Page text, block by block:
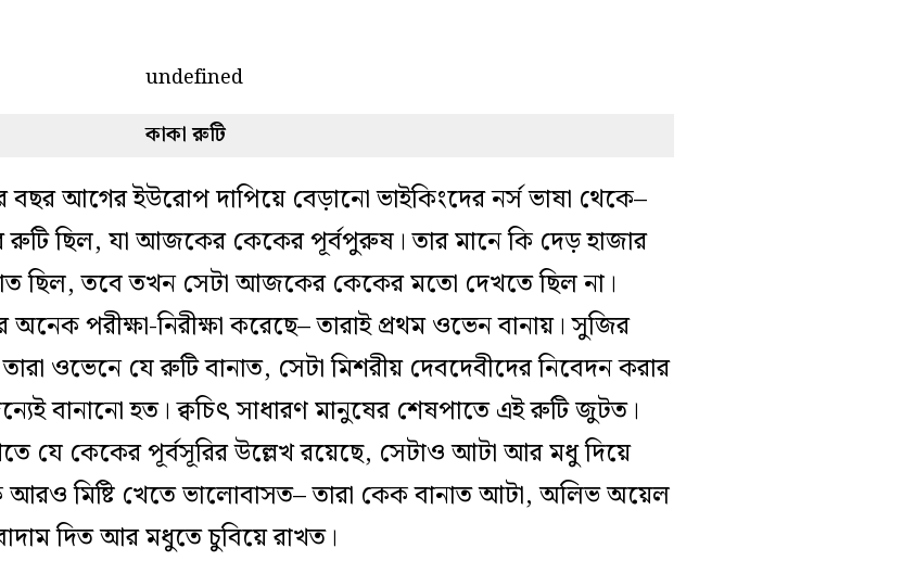
কাকা রুটি
বছর আগের ইউরোপ দাপিয়ে বেড়ানো ভাইকিংদের নর্স ভাষা থেকে–
রুটি ছিল, যা আজকের কেকের পূর্বপুরুষ। তার মানে কি দেড় হাজার
ছিল, তবে তখন সেটা আজকের কেকের মতো দেখতে ছিল না।
অনেক পরীক্ষা-নিরীক্ষা করেছে– তারাই প্রথম ওভেন বানায়। সুজির
ওভেনে যে রুটি বানাত, সেটা মিশরীয় দেবদেবীদের নিবেদন করার
বানানো হত। ক্বচিৎ সাধারণ মানুষের শেষপাতে এই রুটি জুটত।
যে কেকের পূর্বসূরির উল্লেখ রয়েছে, সেটাও আটা আর মধু দিয়ে
আরও মিষ্টি খেতে ভালোবাসত– তারা কেক বানাত আটা, অলিভ অয়েল
দিত আর মধুতে চুবিয়ে রাখত।